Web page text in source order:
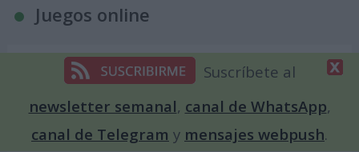
Juegos online
El clásico Buscaminas, totalmente online
Crea tu propia Sopa de Letras
Crea una cuenta atrás para un evento
Suscríbete al
newsletter semanal, canal de WhatsApp,
canal de Telegram y mensajes webpush.